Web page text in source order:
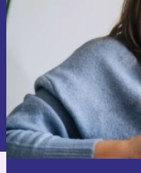
Retrouvez les
dans notre
politique de